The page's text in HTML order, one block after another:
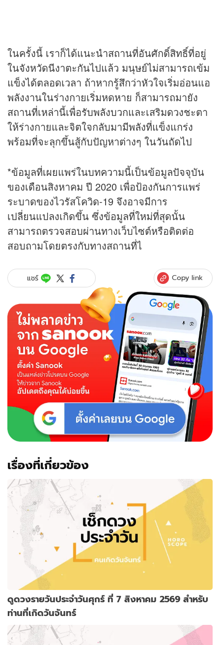
ในครั้งนี้ เราก็ได้แนะนำสถานที่อันศักดิ์สิทธิ์ที่อยู่
ในจังหวัดนีงาตะกันไปแล้ว มนุษย์ไม่สามารถเข้ม
แข็งได้ตลอดเวลา ถ้าหากรู้สึกว่าหัวใจเริ่มอ่อนแอ
พลังงานในร่างกายเริ่มหดหาย ก็สามารถมายัง
สถานที่เหล่านี้เพื่อรับพลังบวกและเสริมดวงชะตา
ให้ร่างกายและจิตใจกลับมามีพลังที่แข็งแกร่ง
พร้อมที่จะลุกขึ้นสู้กับปัญหาต่างๆ ในวันถัดไป
*ข้อมูลที่เผยแพร่ในบทความนี้เป็นข้อมูลปัจจุบัน
ของเดือนสิงหาคม ปี 2020 เพื่อป้องกันการแพร่
ระบาดของไวรัสโควิด-19 จึงอาจมีการ
เปลี่ยนแปลงเกิดขึ้น ซึ่งข้อมูลที่ใหม่ที่สุดนั้น
สามารถตรวจสอบผ่านทางเว็บไซต์หรือติดต่อ
สอบถามโดยตรงกับทางสถานที่ไ
แชร์ Copy link
เรื่องที่เกี่ยวข้อง
ดูดวงรายวันประจำวันศุกร์ ที่ 7 สิงหาคม 2569 สำหรับ
ท่านที่เกิดวันจันทร์